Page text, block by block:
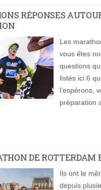
RÉPONSES
Les
vous êtes
questions
listés ici 6
l’espérons,
préparation
DE ROTTERDAM
Ils ont le
depuis